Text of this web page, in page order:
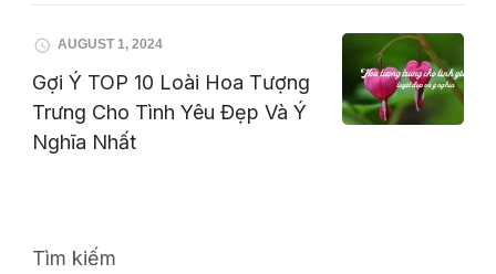
AUGUST 1, 2024
Gợi Ý TOP 10 Loài Hoa Tượng
Trưng Cho Tình Yêu Đẹp Và Ý
Nghĩa Nhất
Tìm kiếm